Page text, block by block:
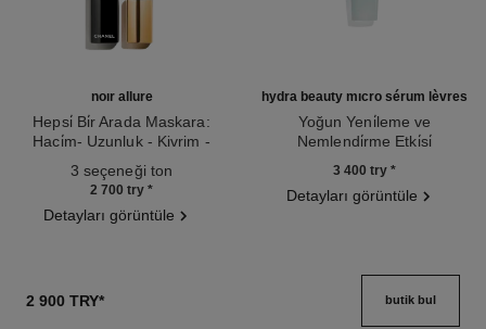
noir allure
Hepsi̇ Bi̇r Arada Maskara:
Haci̇m- Uzunluk - Kivrim -
3 seçeneği ton
2 700 try *
Detayları görüntüle
hydra beauty micro sérum lèvres
Yoğun Yeni̇leme ve
Nemlendi̇rme Etki̇si̇
3 400 try *
Detayları görüntüle
2 900 TRY* butik bul